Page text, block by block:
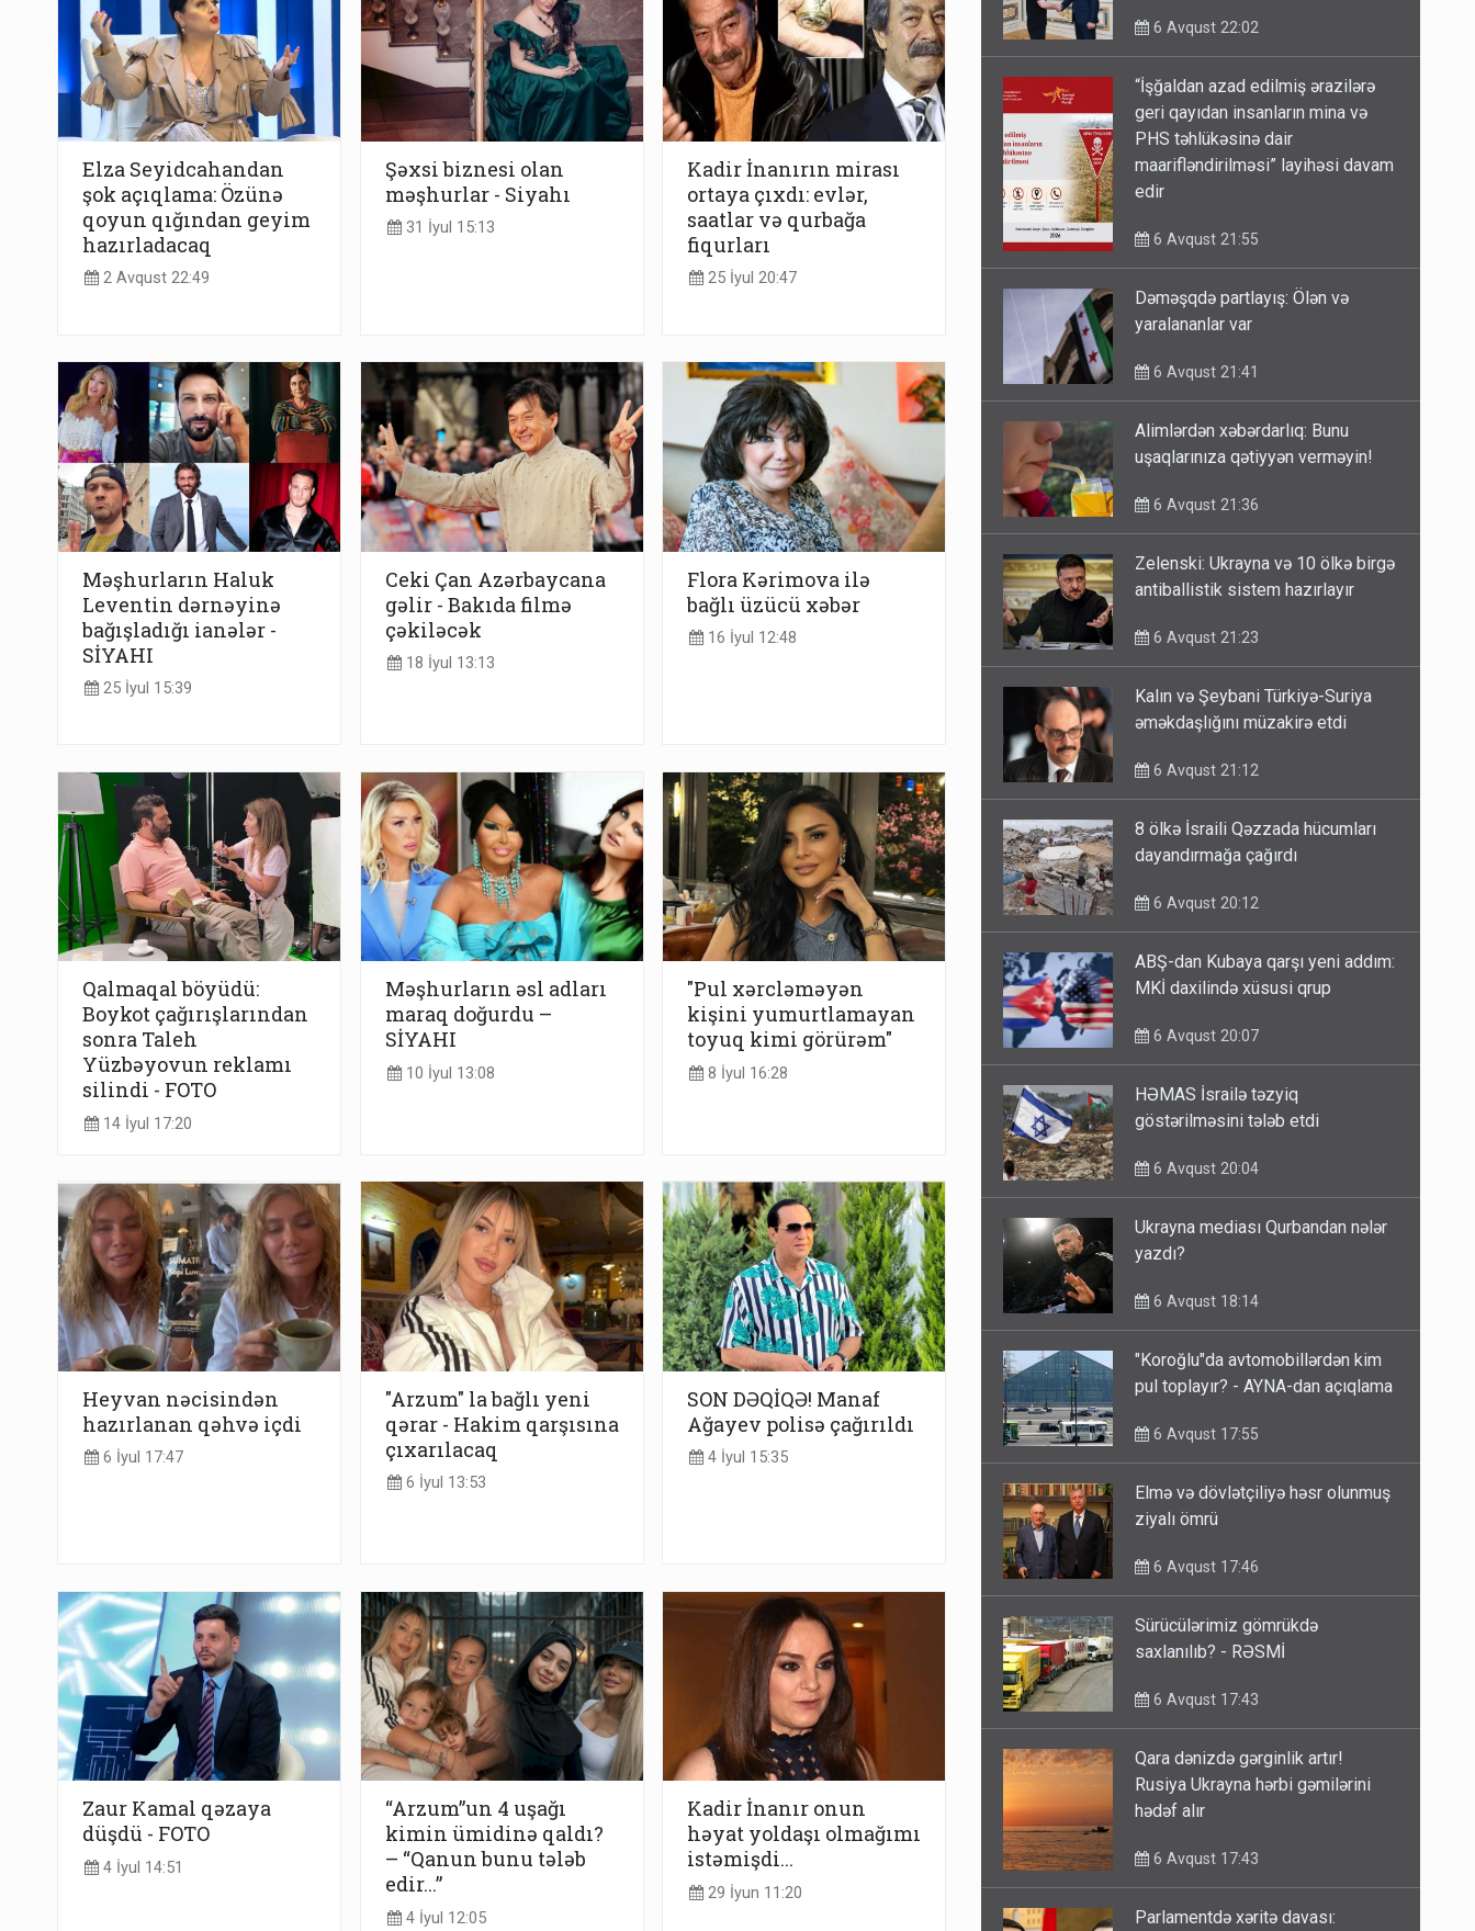
Elza Seyidcahandan
şok açıqlama: Özünə
qoyun qığından geyim
hazırladacaq
2 Avqust 22:49
Şəxsi biznesi olan
məşhurlar - Siyahı
31 İyul 15:13
Kadir İnanırın mirası
ortaya çıxdı: evlər,
saatlar və qurbağa
fiqurları
25 İyul 20:47
Məşhurların Haluk
Leventin dərnəyinə
bağışladığı ianələr -
SİYAHI
25 İyul 15:39
Ceki Çan Azərbaycana
gəlir - Bakıda filmə
çəkiləcək
18 İyul 13:13
Flora Kərimova ilə
bağlı üzücü xəbər
16 İyul 12:48
Qalmaqal böyüdü:
Boykot çağırışlarından
sonra Taleh
Yüzbəyovun reklamı
silindi - FOTO
14 İyul 17:20
Məşhurların əsl adları
maraq doğurdu –
SİYAHI
10 İyul 13:08
"Pul xərcləməyən
kişini yumurtlamayan
toyuq kimi görürəm"
8 İyul 16:28
Heyvan nəcisindən
hazırlanan qəhvə içdi
6 İyul 17:47
"Arzum" la bağlı yeni
qərar - Hakim qarşısına
çıxarılacaq
6 İyul 13:53
SON DƏQİQƏ! Manaf
Ağayev polisə çağırıldı
4 İyul 15:35
Zaur Kamal qəzaya
düşdü - FOTO
4 İyul 14:51
“Arzum”un 4 uşağı
kimin ümidinə qaldı?
– “Qanun bunu tələb
edir...”
4 İyul 12:05
Kadir İnanır onun
həyat yoldaşı olmağımı
istəmişdi...
29 İyun 11:20
6 Avqust 22:02
“İşğaldan azad edilmiş ərazilərə
geri qayıdan insanların mina və
PHS təhlükəsinə dair
maarifləndirilməsi” layihəsi davam
edir
6 Avqust 21:55
Dəməşqdə partlayış: Ölən və
yaralananlar var
6 Avqust 21:41
Alimlərdən xəbərdarlıq: Bunu
uşaqlarınıza qətiyyən verməyin!
6 Avqust 21:36
Zelenski: Ukrayna və 10 ölkə birgə
antiballistik sistem hazırlayır
6 Avqust 21:23
Kalın və Şeybani Türkiyə-Suriya
əməkdaşlığını müzakirə etdi
6 Avqust 21:12
8 ölkə İsraili Qəzzada hücumları
dayandırmağa çağırdı
6 Avqust 20:12
ABŞ-dan Kubaya qarşı yeni addım:
MKİ daxilində xüsusi qrup
6 Avqust 20:07
HƏMAS İsrailə təzyiq
göstərilməsini tələb etdi
6 Avqust 20:04
Ukrayna mediası Qurbandan nələr
yazdı?
6 Avqust 18:14
"Koroğlu"da avtomobillərdən kim
pul toplayır? - AYNA-dan açıqlama
6 Avqust 17:55
Elmə və dövlətçiliyə həsr olunmuş
ziyalı ömrü
6 Avqust 17:46
Sürücülərimiz gömrükdə
saxlanılıb? - RƏSMİ
6 Avqust 17:43
Qara dənizdə gərginlik artır!
Rusiya Ukrayna hərbi gəmilərini
hədəf alır
6 Avqust 17:43
Parlamentdə xəritə davası: